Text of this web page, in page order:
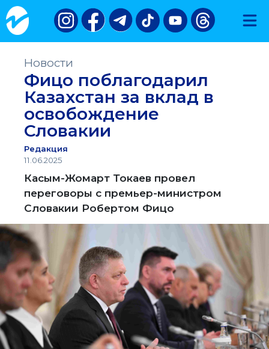
Новости
Фицо поблагодарил
Казахстан за вклад в
освобождение
Словакии
Редакция
11.06.2025
Касым-Жомарт Токаев провел
переговоры с премьер-министром
Словакии Робертом Фицо